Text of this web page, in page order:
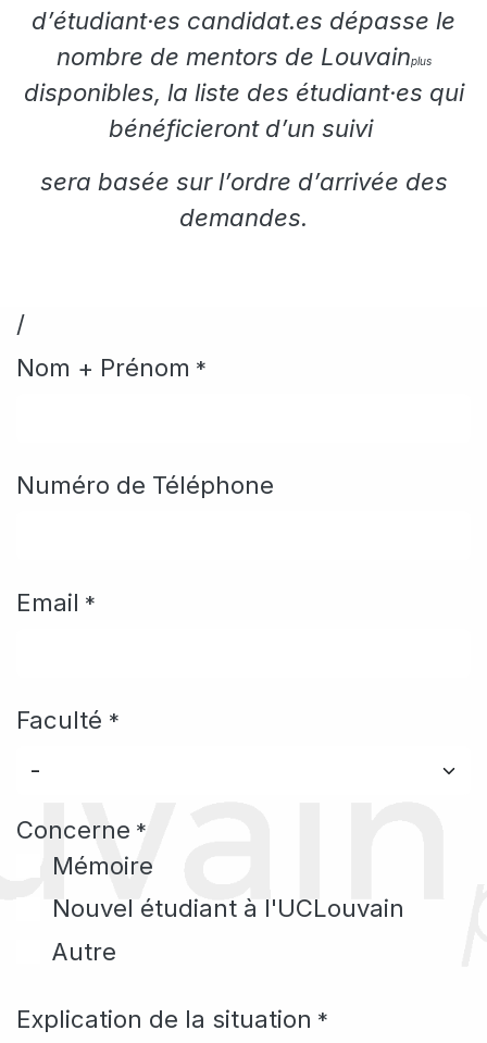
d’étudiant·es candidat.es dépasse le
nombre de mentors de Louvainplus
disponibles, la liste des étudiant·es qui
bénéficieront d’un suivi
sera basée sur l’ordre d’arrivée des
demandes.
/
Nom + Prénom *
Numéro de Téléphone
Email *
Faculté *
Concerne *
Mémoire
Nouvel étudiant à l'UCLouvain
Autre
Explication de la situation *